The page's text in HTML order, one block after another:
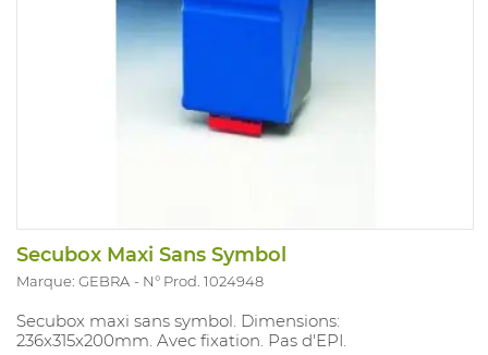
Secubox Maxi Sans Symbol
Marque: GEBRA N° Prod. 1024948
Secubox maxi sans symbol. Dimensions:
236x315x200mm. Avec fixation. Pas d'EPI.